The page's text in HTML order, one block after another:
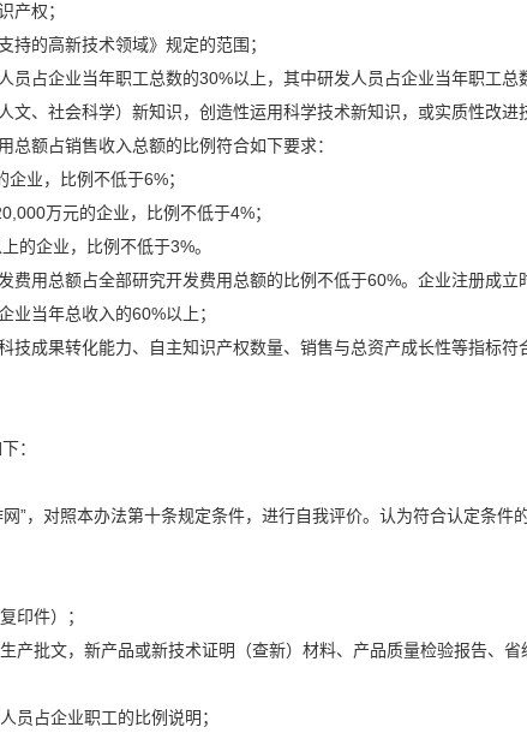
产权；
的高新技术领域》规定的范围；
占企业当年职工总数的30%以上，其中研发人员占企业当年职工总
、社会科学）新知识，创造性运用科学技术新知识，或实质性改进
额占销售收入总额的比例符合如下要求：
业，比例不低于6%；
万元的企业，比例不低于4%；
企业，比例不低于3%。
用总额占全部研究开发费用总额的比例不低于60%。企业注册成立
当年总收入的60%以上；
成果转化能力、自主知识产权数量、销售与总资产成长性等指标符
：
，对照本办法第十条规定条件，进行自我评价。认为符合认定条件
件）；
批文，新产品或新技术证明（查新）材料、产品质量检验报告、省
占企业职工的比例说明；